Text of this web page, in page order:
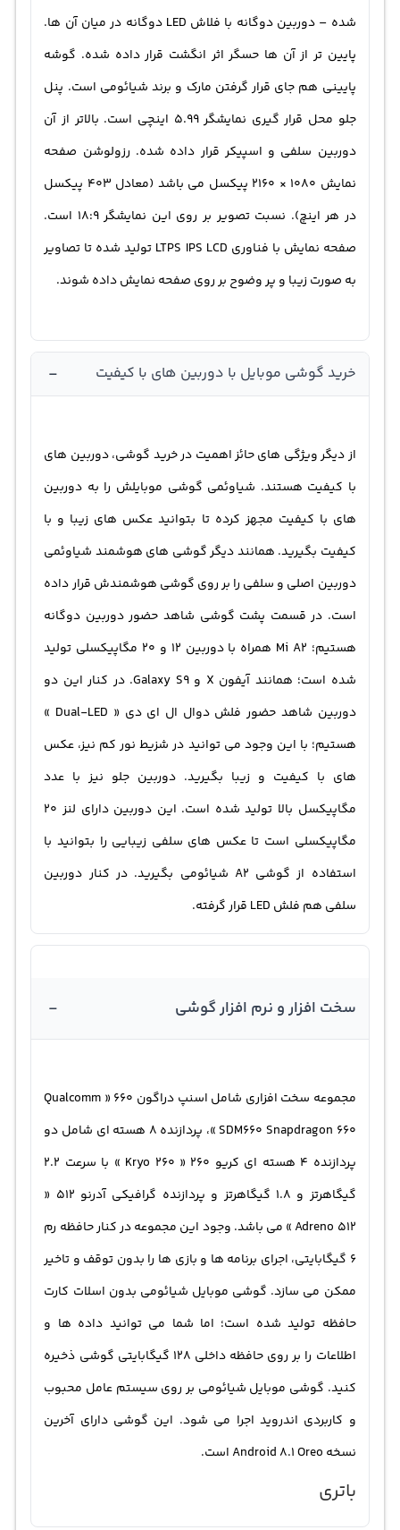
شده – دوربین دوگانه با فلاش LED دوگانه در میان آن ها.
پایین تر از آن ها حسگر اثر انگشت قرار داده شده. گوشه
پایینی هم جای قرار گرفتن مارک و برند شیائومی است. پنل
جلو محل قرار گیری نمایشگر 5.99 اینچی است. بالاتر از آن
دوربین سلفی و اسپیکر قرار داده شده. رزولوشن صفحه
نمایش 1080 × 2160 پیکسل می باشد (معادل 403 پیکسل
در هر اینچ). نسبت تصویر بر روی این نمایشگر 18:9 است.‌
صفحه نمایش با فناوری LTPS IPS LCD تولید شده تا تصاویر
به صورت زیبا و پر وضوح بر روی صفحه نمایش داده شوند.‌
خرید گوشی موبایل با دوربین های با کیفیت -
از دیگر ویژگی های حائز اهمیت در خرید گوشی، دوربین های
با کیفیت هستند. شیاوئمی گوشی موبایلش را به دوربین
های با کیفیت مجهز کرده تا بتوانید عکس های زیبا و با
کیفیت بگیرید. همانند دیگر گوشی های هوشمند شیاوئمی
دوربین اصلی و سلفی را بر روی گوشی هوشمندش قرار داده
است. در قسمت پشت گوشی شاهد حضور دوربین دوگانه
هستیم؛ Mi A2 همراه با دوربین 12 و 20 مگاپیکسلی تولید
شده است؛ همانند آیفون X و Galaxy S9. در کنار این دو
دوربین شاهد حضور فلش دوال ال ای دی « Dual-LED »
هستیم؛ با این وجود می توانید در شزیط نور کم نیز، عکس
های با کیفیت و زیبا بگیرید. دوربین جلو نیز با عدد
مگاپیکسل بالا تولید شده است. این دوربین دارای لنز 20
مگاپیکسلی است تا عکس های سلفی زیبایی را بتوانید با
استفاده از گوشی A2 شیائومی بگیرید.‌ در کنار دوربین
سلفی هم فلش LED قرار گرفته.
سخت افزار و نرم افزار گوشی -
مجموعه سخت افزاری شامل اسنپ دراگون 660 « Qualcomm
SDM660 Snapdragon 660 »، پردازنده 8 هسته ای شامل دو
پردازنده 4 هسته ای کریو 260 « Kryo 260 » با سرعت 2.2
گیگاهرتز و 1.8 گیگاهرتز و پردازنده گرافیکی آدرنو 512 «
Adreno 512 » می باشد. وجود این مجموعه در کنار حافظه رم
6 گیگابایتی، اجرای برنامه ها و بازی ها را بدون توقف و تاخیر
ممکن می سازد. گوشی موبایل شیائومی بدون اسلات کارت
حافظه تولید شده است؛ اما شما می توانید داده ها و
اطلاعات را بر روی حافظه داخلی 128 گیگابایتی گوشی ذخیره
کنید. گوشی موبایل شیائومی بر روی سیستم عامل محبوب
و کاربردی اندروید اجرا می شود. این گوشی دارای آخرین
نسخه Android 8.1 Oreo است.
باتری